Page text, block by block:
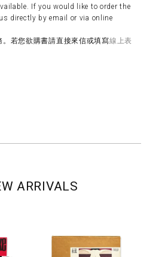
If you would like to order the
directly by email or via online
若您欲購書請直接來信或填寫線上表
ARRIVALS